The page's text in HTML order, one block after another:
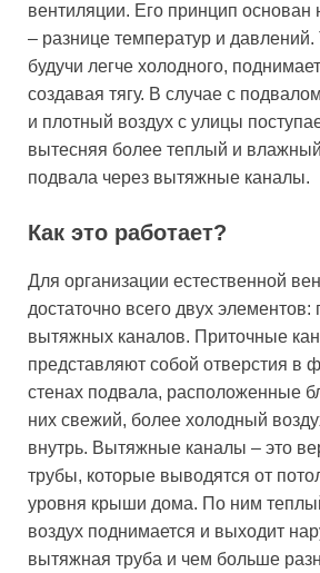
вентиляции. Его принцип основан
– разнице температур и
будучи легче холодного,
создавая тягу. В случае с
и плотный воздух с улицы
вытесняя более теплый и
подвала через вытяжные каналы.
Как это работает?
Для организации естественной
достаточно всего двух элементов:
вытяжных каналов. Приточные
представляют собой отверстия в
стенах подвала, расположенные
них свежий, более холодный
внутрь. Вытяжные каналы – это
трубы, которые выводятся от
уровня крыши дома. По ним
воздух поднимается и выходит
вытяжная труба и чем больше